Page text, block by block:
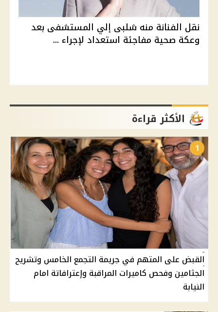
نقل الفنانة منه شلبى إلي المستشفى بعد
وعكة صحية مفاجئة استعداد لإجراء ...
الأكثر قراءة
1
القبض على المتهم في جريمة التجمع الخامس وتشريح
الجثامين وفحص كاميرات المراقبة وإعترافاتة امام
النيابة